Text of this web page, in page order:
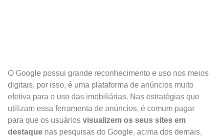
O Google possui grande reconhecimento e uso nos meios
digitais, por isso, é uma plataforma de anúncios muito
efetiva para o uso das imobiliárias. Nas estratégias que
utilizam essa ferramenta de anúncios, é comum pagar
para que os usuários visualizem os seus sites em
destaque nas pesquisas do Google, acima dos demais,